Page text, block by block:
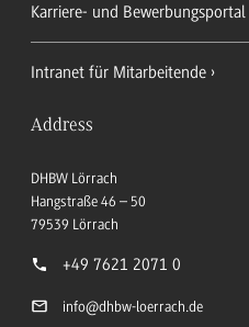
Karriere- und Bewerbungsportal
Intranet für Mitarbeitende
Address
DHBW Lörrach
Hangstraße 46 – 50
79539 Lörrach
+49 7621 2071 0
info@dhbw-loerrach.de